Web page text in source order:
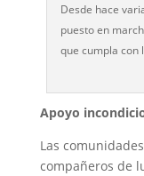
Desde hace
puesto en
que cumpla con
Apoyo
Las
compañeros de